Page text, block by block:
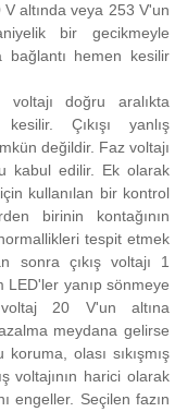
V altında veya 253 V'un
bir gecikmeyle
bağlantı hemen kesilir
doğru aralıkta
kesilir. Çıkışı yanlış
değildir. Faz voltajı
kabul edilir. Ek olarak
kullanılan bir kontrol
birinin kontağının
tespit etmek
sonra çıkış voltajı 1
yanıp sönmeye
20 V'un altına
meydana gelirse
koruma, olası sıkışmış
voltajının harici olarak
engeller. Seçilen fazın